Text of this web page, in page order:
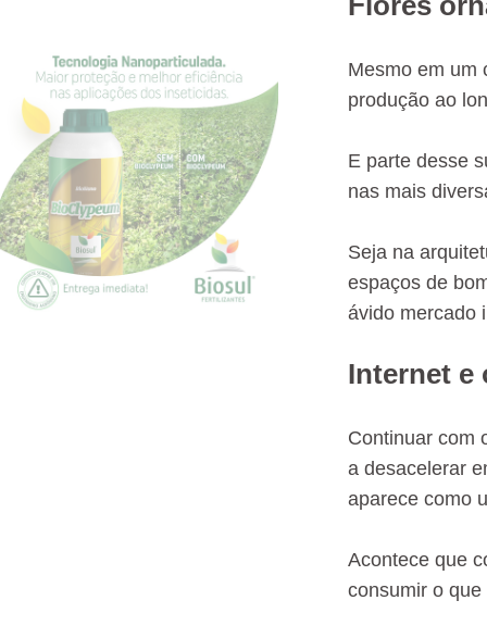
Mesmo em um
produção ao
E parte desse
nas mais
Seja na
espaços de
ávido mercado
Internet e
Continuar com
a desacelerar
aparece como
Acontece que
consumir o